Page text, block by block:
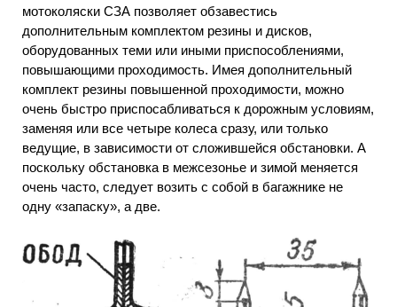
мотоколяски СЗА позволяет обзавестись
дополнительным комплектом резины и дисков,
оборудованных теми или иными приспособлениями,
повышающими проходимость. Имея дополнительный
комплект резины повышенной проходимости, можно
очень быстро приспосабливаться к дорожным условиям,
заменяя или все четыре колеса сразу, или только
ведущие, в зависимости от сложившейся обстановки. А
поскольку обстановка в межсезонье и зимой меняется
очень часто, следует возить с собой в багажнике не
одну «запаску», а две.